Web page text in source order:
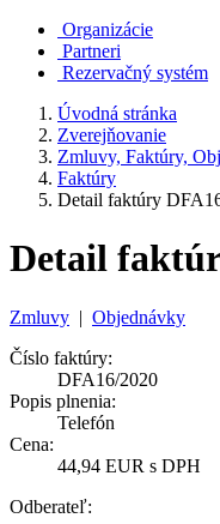
Organizácie
Partneri
Rezervačný systém
Úvodná stránka
Zverejňovanie
Zmluvy, Faktúry,
Faktúry
Detail faktúry
Detail
Zmluvy | Objednávky
Číslo faktúry:
DFA16/2020
Popis plnenia:
Telefón
Cena:
44,94 EUR s DPH
Odberateľ: